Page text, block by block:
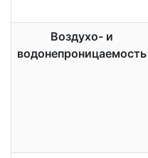
Воздухо- и
водонепроницаемость